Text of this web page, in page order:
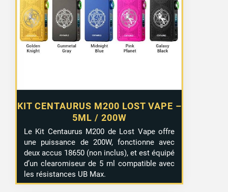
KIT CENTAURUS M200 LOST VAPE –
5ML / 200W
Le Kit Centaurus M200 de Lost Vape offre
une puissance de 200W, fonctionne avec
deux accus 18650 (non inclus), et est équipé
d’un clearomiseur de 5 ml compatible avec
les résistances UB Max.